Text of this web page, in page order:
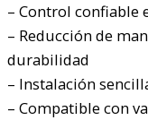
– Control confiable
– Reducción de
durabilidad
– Instalación
– Compatible con